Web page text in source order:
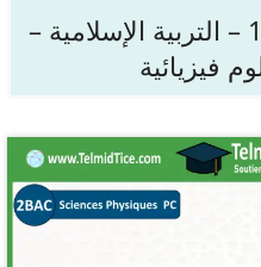
مدخل الإقتداء – الجزء 1 – التربية الإسلامية –
فيزيائية